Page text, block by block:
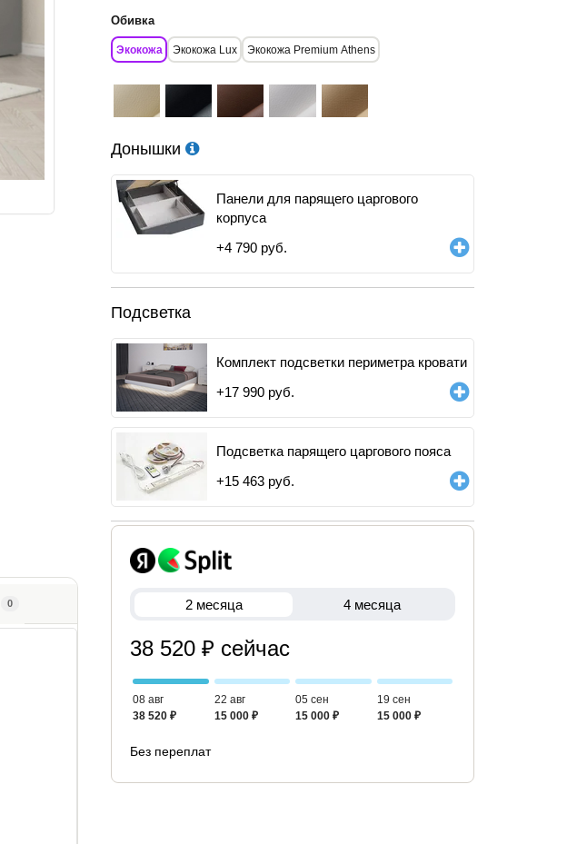
Обивка
Экокожа Экокожа Lux Экокожа Premium Athens
Донышки
Панели для парящего царгового
корпуса
+4 790 руб.
Подсветка
Комплект подсветки периметра кровати
+17 990 руб.
Подсветка парящего царгового пояса
+15 463 руб.
2 месяца 4 месяца
38 520 ₽ сейчас
08 авг
38 520 ₽
22 авг
15 000 ₽
05 сен
15 000 ₽
19 сен
15 000 ₽
Без переплат
0